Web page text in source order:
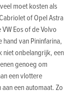
moet kosten als
of Opel Astra
Eos of de Volvo
van Pininfarina,
niet onbelangrijk, een
genoeg om
een vlottere
een automaat. Zo